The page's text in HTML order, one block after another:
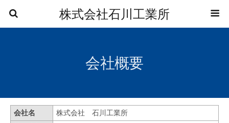
株式会社石川工業所
会社概要
会社名
株式会社 石川工業所